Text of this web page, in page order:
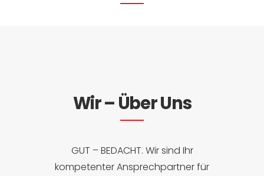
Wir – Über Uns
GUT – BEDACHT. Wir sind Ihr
kompetenter Ansprechpartner für